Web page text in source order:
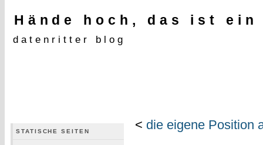
Hände hoch, das ist ein
datenritter blog
STATISCHE SEITEN < die eigene Position